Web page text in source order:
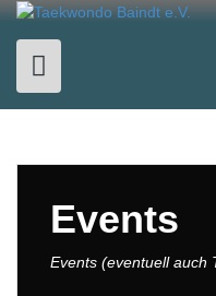
Skip
content
Events
Events (eventuell auch